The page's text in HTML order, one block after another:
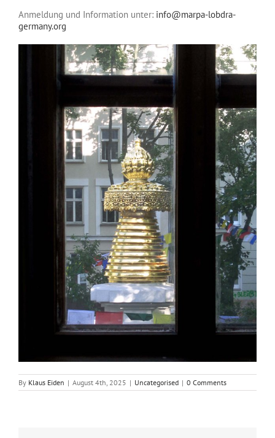
Anmeldung und Information unter: info@marpa-lobdra-
germany.org
By Klaus Eiden | August 4th, 2025 | Uncategorised | 0 Comments